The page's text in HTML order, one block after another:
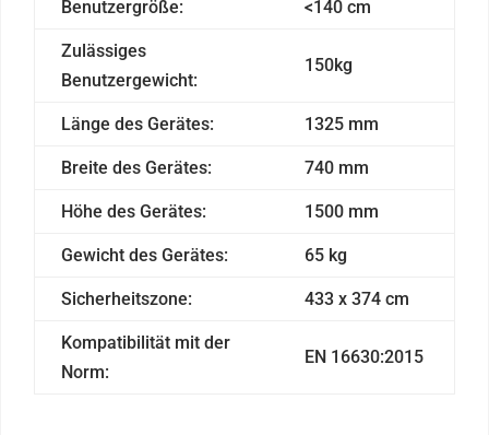
Benutzergröße: <140 cm
Zulässiges
Benutzergewicht:
150kg
Länge des Gerätes: 1325 mm
Breite des Gerätes: 740 mm
Höhe des Gerätes: 1500 mm
Gewicht des Gerätes: 65 kg
Sicherheitszone: 433 x 374 cm
Kompatibilität mit der
Norm:
EN 16630:2015